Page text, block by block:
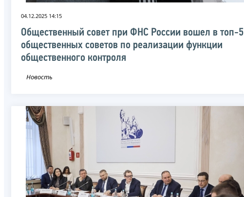
04.12.2025 14:15
Общественный совет при ФНС России вошел в топ-5
общественных советов по реализации функции
общественного контроля
Новость